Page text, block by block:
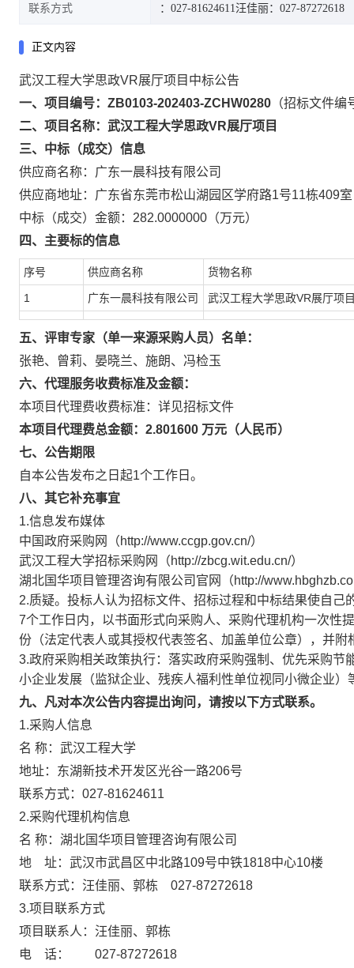
联系方式 ：027-81624611汪佳丽：027-87272618
正文内容
武汉工程大学思政VR展厅项目中标公告
一、项目编号：ZB0103-202403-ZCHW0280 （招标文件
二、项目名称：武汉工程大学思政VR展厅项目
三、中标（成交）信息
供应商名称：广东一晨科技有限公司
供应商地址：广东省东莞市松山湖园区学府路1号11栋409室
中标（成交）金额：282.0000000（万元）
四、主要标的信息
序号 供应商名称 货物名称
1 广东一晨科技有限公司 武汉工程大学思政VR展厅项
五、评审专家（单一来源采购人员）名单：
张艳、曾莉、晏晓兰、施朗、冯检玉
六、代理服务收费标准及金额：
本项目代理费收费标准：详见招标文件
本项目代理费总金额：2.801600 万元（人民币）
七、公告期限
自本公告发布之日起1个工作日。
八、其它补充事宜
1.信息发布媒体
中国政府采购网（http://www.ccgp.gov.cn/）
武汉工程大学招标采购网（http://zbcg.wit.edu.cn/）
湖北国华项目管理咨询有限公司官网（http://
2.质疑。投标人认为招标文件、招标过程和中标结果使自
7个工作日内，以书面形式向采购人、采购代理机构一次性
份（法定代表人或其授权代表签名、加盖单位公章），并附
3.政府采购相关政策执行：落实政府采购强制、优先采购
小企业发展（监狱企业、残疾人福利性单位视同小微企业）
九、凡对本次公告内容提出询问，请按以下方式联系。
1.采购人信息
名 称：武汉工程大学
地址：东湖新技术开发区光谷一路206号
联系方式：027-81624611
2.采购代理机构信息
名 称：湖北国华项目管理咨询有限
地 址：武汉市武昌区中北路109号中
联系方式：汪佳丽、郭栋 027-
3.项目联系方式
项目联系人：汪佳丽、郭栋
电 话： 027-87272618